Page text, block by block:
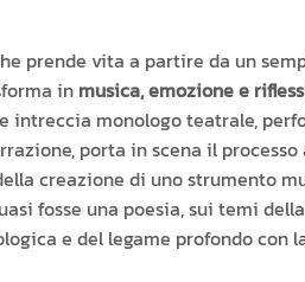
prende vita a partire da un
in musica, emozione e
intreccia monologo teatrale,
porta in scena il
creazione di uno strumento
fosse una poesia, sui temi
e del legame profondo con